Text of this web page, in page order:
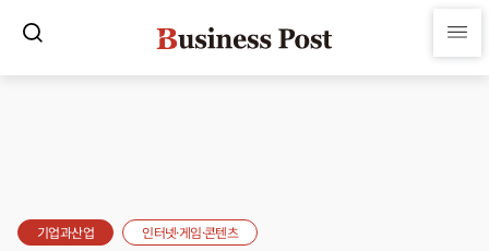
기업과산업 인터넷·게임·콘텐츠